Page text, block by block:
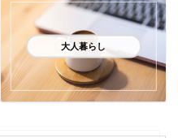
大人暮らし